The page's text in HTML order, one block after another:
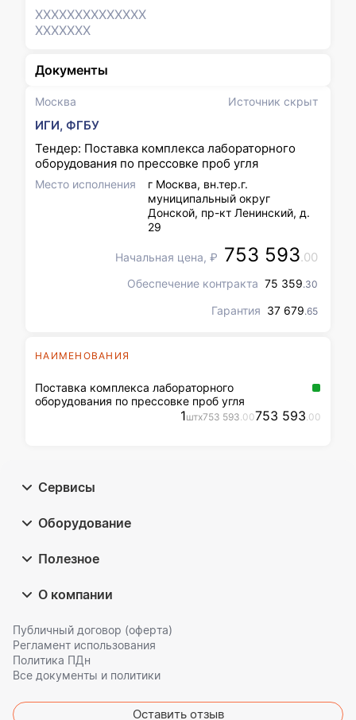
Москва Источник скрыт
ИГИ, ФГБУ
Тендер: Поставка комплекса лабораторного
оборудования по прессовке проб угля
Место исполнения
г Москва, вн.тер.г.
муниципальный округ
Донской, пр-кт Ленинский, д.
29
Начальная цена, ₽ 753 593.00
Обеспечение контракта 75 359.30
Гарантия 37 679.65
НАИМЕНОВАНИЯ
Поставка комплекса лабораторного
оборудования по прессовке проб угля
1штx753 593.00753 593.00
XXXXXXXXXXXXXX
XXXXXXX
Документы
Сервисы
Оборудование
Полезное
О компании
Публичный договор (оферта)
Регламент использования
Политика ПДн
Все документы и политики
Оставить отзыв